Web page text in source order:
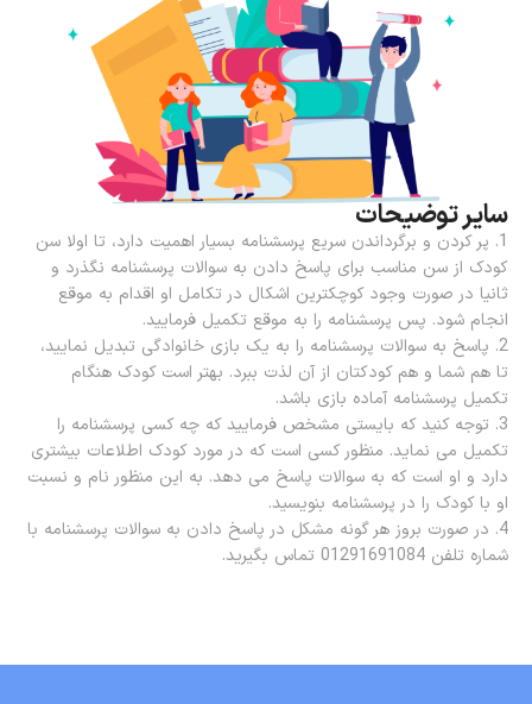
سایر توضیحات
1. پر کردن و برگرداندن سریع پرسشنامه بسیار اهمیت دارد، تا اولا سن
کودک از سن مناسب برای پاسخ دادن به سوالات پرسشنامه نگذرد و
ثانیا در صورت وجود کوچکترین اشکال در تکامل او اقدام به موقع
انجام شود. پس پرسشنامه را به موقع تکمیل فرمایید.
2. پاسخ به سوالات پرسشنامه را به یک بازی خانوادگی تبدیل نمایید،
تا هم شما و هم کودکتان از آن لذت ببرد. بهتر است کودک هنگام
تکمیل پرسشنامه آماده بازی باشد.
3. توجه کنید که بایستی مشخص فرمایید که چه کسی پرسشنامه را
تکمیل می نماید. منظور کسی است که در مورد کودک اطلاعات بیشتری
دارد و او است که به سوالات پاسخ می دهد. به این منظور نام و نسبت
او با کودک را در پرسشنامه بنویسید.
4. در صورت بروز هر گونه مشکل در پاسخ دادن به سوالات پرسشنامه با
شماره تلفن 01291691084 تماس بگیرید.